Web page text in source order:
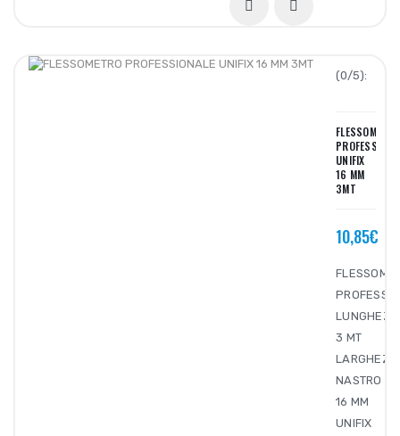
(0/5):
FLESSOMETRO
UNIFIX
16 MM
3MT
10,85€
3 MT
NASTRO
16 MM
UNIFIX